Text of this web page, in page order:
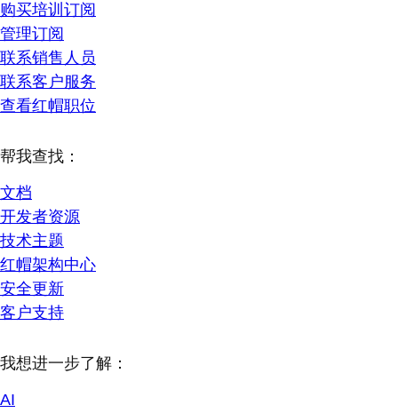
购买培训订阅
管理订阅
联系销售人员
联系客户服务
查看红帽职位
帮我查找：
文档
开发者资源
技术主题
红帽架构中心
安全更新
客户支持
我想进一步了解：
AI